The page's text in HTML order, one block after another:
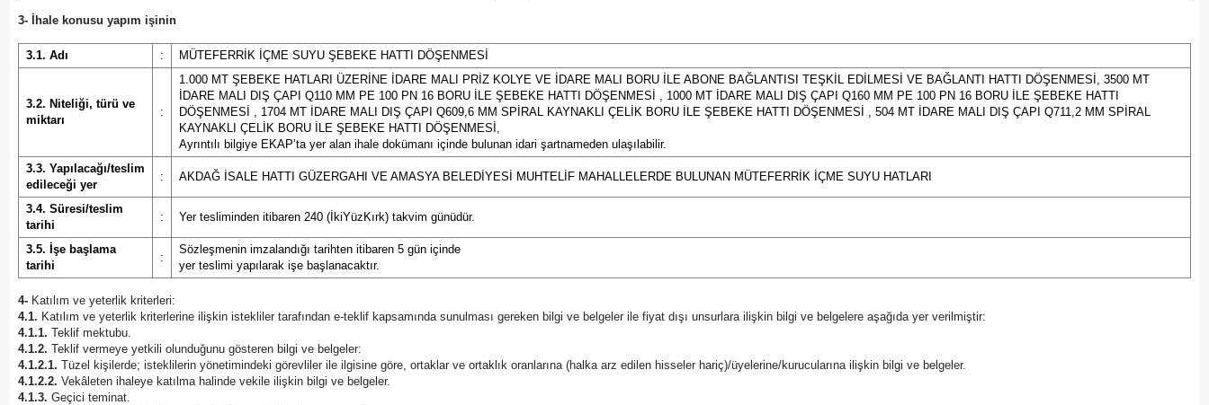
Elazığ
Gaziantep
Giresun
Gümüşhane
3- İhale konusu yapım işinin
3.1. Adı : MÜTEFERRİK İÇME SUYU ŞEBEKE HATTI DÖŞENMESİ
3.2. Niteliği, türü ve
miktarı
:
1.000 MT ŞEBEKE HATLARI ÜZERİNE İDARE MALI PRİZ KOLYE VE İDARE MALI BORU İLE ABONE BAĞLANTISI TEŞKİL EDİLMESİ VE BAĞLANTI HATTI DÖŞENMESİ, 3500 MT
İDARE MALI DIŞ ÇAPI Q110 MM PE 100 PN 16 BORU İLE ŞEBEKE HATTI DÖŞENMESİ , 1000 MT İDARE MALI DIŞ ÇAPI Q160 MM PE 100 PN 16 BORU İLE ŞEBEKE HATTI
DÖŞENMESİ , 1704 MT İDARE MALI DIŞ ÇAPI Q609,6 MM SPİRAL KAYNAKLI ÇELİK BORU İLE ŞEBEKE HATTI DÖŞENMESİ , 504 MT İDARE MALI DIŞ ÇAPI Q711,2 MM SPİRAL
KAYNAKLI ÇELİK BORU İLE ŞEBEKE HATTI DÖŞENMESİ,
Ayrıntılı bilgiye EKAP’ta yer alan ihale dokümanı içinde bulunan idari şartnameden ulaşılabilir.
3.3. Yapılacağı/teslim
edileceği yer
: AKDAĞ İSALE HATTI GÜZERGAHI VE AMASYA BELEDİYESİ MUHTELİF MAHALLELERDE BULUNAN MÜTEFERRİK İÇME SUYU HATLARI
3.4. Süresi/teslim
tarihi
: Yer tesliminden itibaren 240 (İkiYüzKırk) takvim günüdür.
3.5. İşe başlama
tarihi
:
Sözleşmenin imzalandığı tarihten itibaren 5 gün içinde
yer teslimi yapılarak işe başlanacaktır.
4- Katılım ve yeterlik kriterleri:
4.1. Katılım ve yeterlik kriterlerine ilişkin istekliler tarafından e-teklif kapsamında sunulması gereken bilgi ve belgeler ile fiyat dışı unsurlara ilişkin bilgi ve belgelere aşağıda yer verilmiştir:
4.1.1. Teklif mektubu.
4.1.2. Teklif vermeye yetkili olunduğunu gösteren bilgi ve belgeler:
4.1.2.1. Tüzel kişilerde; isteklilerin yönetimindeki görevliler ile ilgisine göre, ortaklar ve ortaklık oranlarına (halka arz edilen hisseler hariç)/üyelerine/kurucularına ilişkin bilgi ve belgeler.
4.1.2.2. Vekâleten ihaleye katılma halinde vekile ilişkin bilgi ve belgeler.
4.1.3. Geçici teminat.